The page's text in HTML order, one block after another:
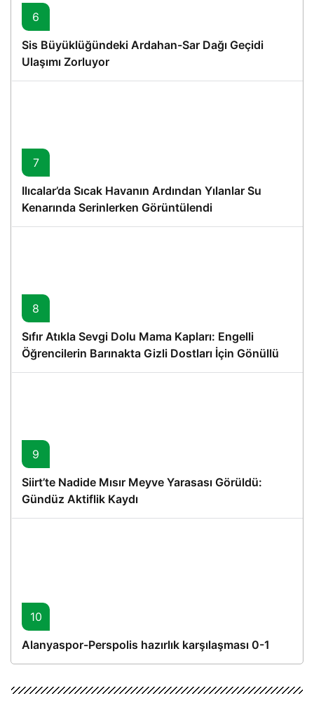
6
Sis Büyüklüğündeki Ardahan-Sar Dağı Geçidi
Ulaşımı Zorluyor
7
Ilıcalar’da Sıcak Havanın Ardından Yılanlar Su
Kenarında Serinlerken Görüntülendi
8
Sıfır Atıkla Sevgi Dolu Mama Kapları: Engelli
Öğrencilerin Barınakta Gizli Dostları İçin Gönüllü
Proje
9
Siirt’te Nadide Mısır Meyve Yarasası Görüldü:
Gündüz Aktiflik Kaydı
10
Alanyaspor-Perspolis hazırlık karşılaşması 0-1